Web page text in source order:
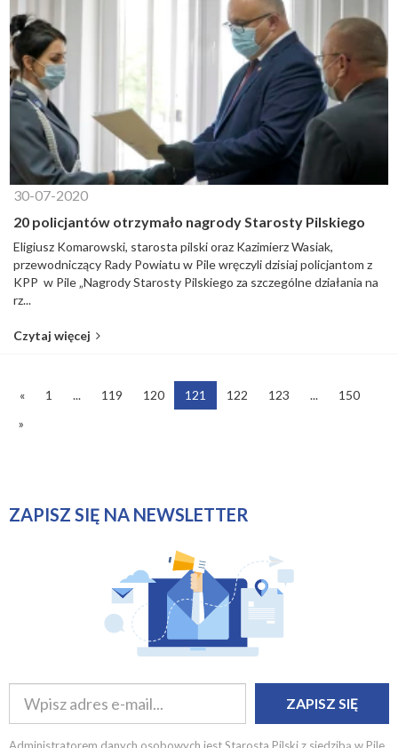
30-07-2020
20 policjantów otrzymało nagrody Starosty Pilskiego
Eligiusz Komarowski, starosta pilski oraz Kazimierz Wasiak,
przewodniczący Rady Powiatu w Pile wręczyli dzisiaj policjantom z
KPP w Pile „Nagrody Starosty Pilskiego za szczególne działania na
rz...
Czytaj więcej
« 1 ... 119 120 121 122 123 ...
150
»
ZAPISZ SIĘ NA NEWSLETTER
ZAPISZ SIĘ